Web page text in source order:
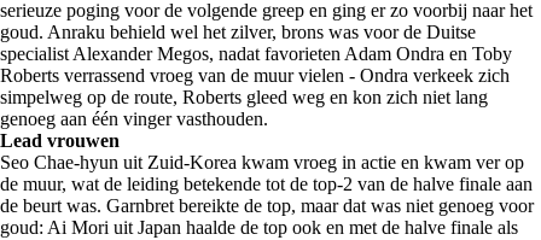
serieuze poging voor de volgende greep en ging er zo voorbij naar het
goud. Anraku behield wel het zilver, brons was voor de Duitse
specialist Alexander Megos, nadat favorieten Adam Ondra en Toby
Roberts verrassend vroeg van de muur vielen - Ondra verkeek zich
simpelweg op de route, Roberts gleed weg en kon zich niet lang
genoeg aan één vinger vasthouden.
Lead vrouwen
Seo Chae-hyun uit Zuid-Korea kwam vroeg in actie en kwam ver op
de muur, wat de leiding betekende tot de top-2 van de halve finale aan
de beurt was. Garnbret bereikte de top, maar dat was niet genoeg voor
goud: Ai Mori uit Japan haalde de top ook en met de halve finale als